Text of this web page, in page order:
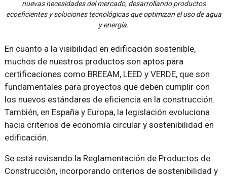
nuevas necesidades del mercado, desarrollando productos
ecoeficientes y soluciones tecnológicas que optimizan el uso de agua
y energía.
En cuanto a la visibilidad en edificación sostenible,
muchos de nuestros productos son aptos para
certificaciones como BREEAM, LEED y VERDE, que son
fundamentales para proyectos que deben cumplir con
los nuevos estándares de eficiencia en la construcción.
También, en España y Europa, la legislación evoluciona
hacia criterios de economía circular y sostenibilidad en
edificación.
Se está revisando la Reglamentación de Productos de
Construcción, incorporando criterios de sostenibilidad y